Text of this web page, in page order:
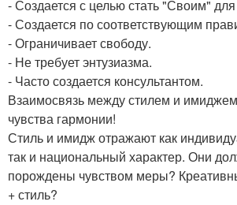
- Создается с целью стать "Своим" для
- Создается по соответствующим
- Ограничивает свободу.
- Не требует энтузиазма.
- Часто создается консультантом.
Взаимосвязь между стилем и имиджем
чувства гармонии!
Стиль и имидж отражают как
так и национальный характер. Они
порождены чувством меры?
+ стиль?